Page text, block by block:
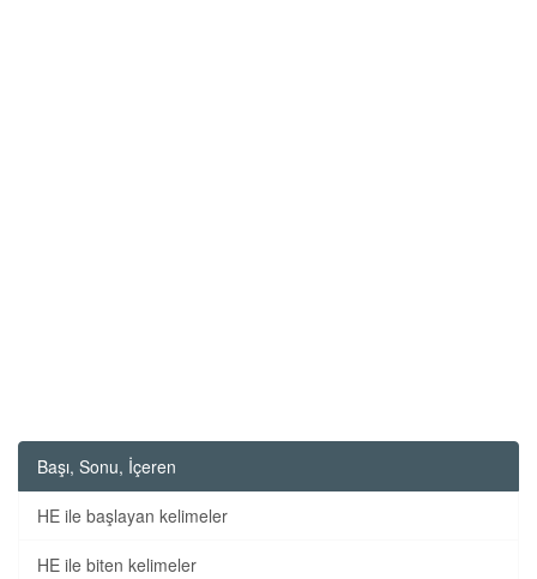
Başı, Sonu, İçeren
HE ile başlayan kelimeler
HE ile biten kelimeler